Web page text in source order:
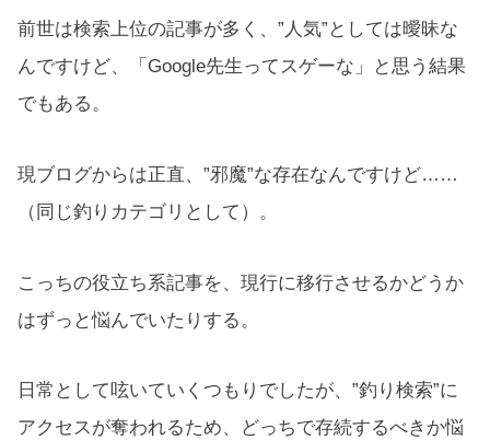
前世は検索上位の記事が多く、”人気”としては曖昧な
んですけど、「Google先生ってスゲーな」と思う結果
でもある。
現ブログからは正直、”邪魔”な存在なんですけど……
（同じ釣りカテゴリとして）。
こっちの役立ち系記事を、現行に移行させるかどうか
はずっと悩んでいたりする。
日常として呟いていくつもりでしたが、”釣り検索”に
アクセスが奪われるため、どっちで存続するべきか悩